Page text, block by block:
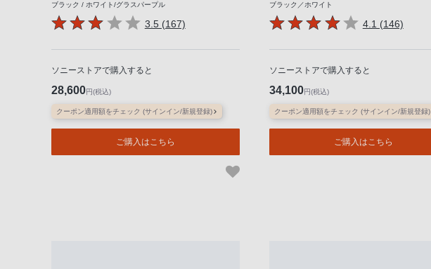
ブラック / ホワイト/グラスパープル
3.5 (167)
ソニーストアで購入すると
28,600円(税込)
クーポン適用額をチェック (サインイン/新規登録)
ご購入はこちら
ブラック／ホワイト
4.1 (146)
ソニーストアで購入すると
34,100円(税込)
クーポン適用額をチェック (サインイン/新規登録)
ご購入はこちら